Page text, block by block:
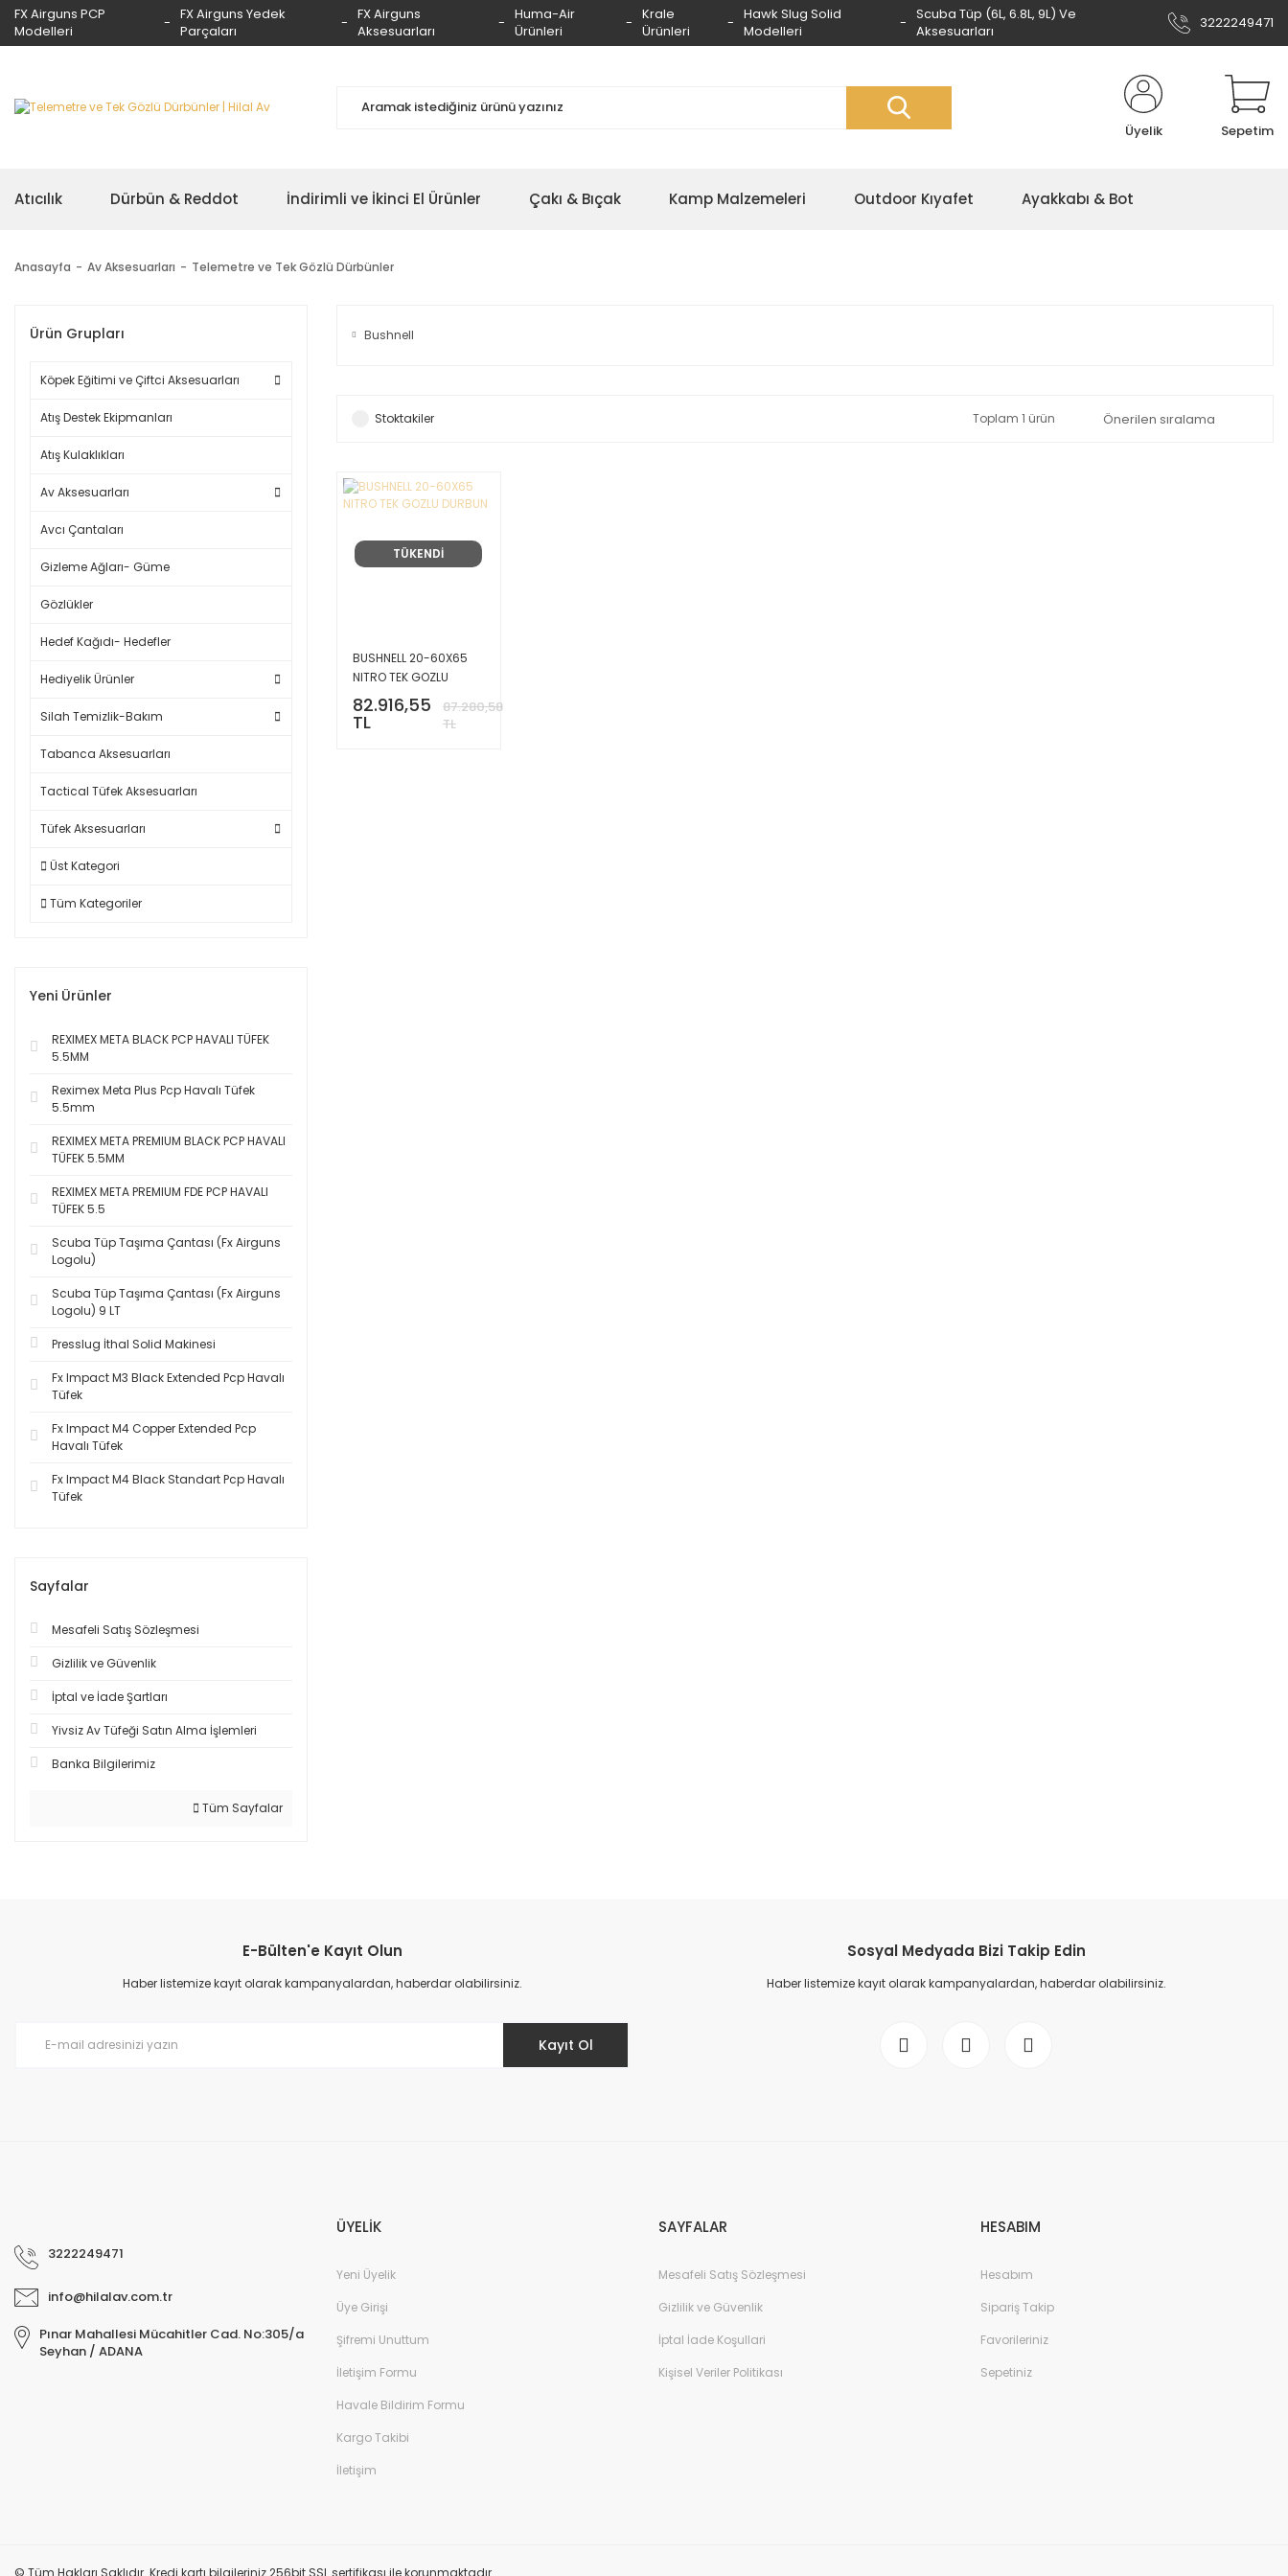
FX Airguns PCP
Modelleri
FX Airguns Yedek
Parçaları
FX Airguns
Aksesuarları
Huma-Air
Ürünleri
Krale
Ürünleri
Hawk Slug Solid
Modelleri
Scuba Tüp (6L, 6.8L, 9L) Ve
Aksesuarları
3222249471
Üyelik Sepetim
Atıcılık Dürbün & Reddot İndirimli ve İkinci El Ürünler Çakı & Bıçak Kamp Malzemeleri Outdoor Kıyafet Ayakkabı & Bot
Anasayfa Av Aksesuarları Telemetre ve Tek Gözlü Dürbünler
Ürün Grupları
Köpek Eğitimi ve Çiftci Aksesuarları
Atış Destek Ekipmanları
Atış Kulaklıkları
Av Aksesuarları
Avcı Çantaları
Gizleme Ağları- Güme
Gözlükler
Hedef Kağıdı- Hedefler
Hediyelik Ürünler
Silah Temizlik-Bakım
Tabanca Aksesuarları
Tactical Tüfek Aksesuarları
Tüfek Aksesuarları
Üst Kategori
Tüm Kategoriler
Yeni Ürünler
REXIMEX META BLACK PCP HAVALI TÜFEK
5.5MM
Reximex Meta Plus Pcp Havalı Tüfek
5.5mm
REXIMEX META PREMIUM BLACK PCP HAVALI
TÜFEK 5.5MM
REXIMEX META PREMIUM FDE PCP HAVALI
TÜFEK 5.5
Scuba Tüp Taşıma Çantası (Fx Airguns
Logolu)
Scuba Tüp Taşıma Çantası (Fx Airguns
Logolu) 9 LT
Presslug İthal Solid Makinesi
Fx Impact M3 Black Extended Pcp Havalı
Tüfek
Fx Impact M4 Copper Extended Pcp
Havalı Tüfek
Fx Impact M4 Black Standart Pcp Havalı
Tüfek
Sayfalar
Mesafeli Satış Sözleşmesi
Gizlilik ve Güvenlik
İptal ve İade Şartları
Yivsiz Av Tüfeği Satın Alma İşlemleri
Banka Bilgilerimiz
Tüm Sayfalar
Bushnell
Stoktakiler Toplam 1 ürün
TÜKENDİ
BUSHNELL 20-60X65
NITRO TEK GOZLU
DURBUN
82.916,55
TL
87.280,58
TL
E-Bülten'e Kayıt Olun
Haber listemize kayıt olarak kampanyalardan, haberdar olabilirsiniz.
Kayıt Ol
Sosyal Medyada Bizi Takip Edin
Haber listemize kayıt olarak kampanyalardan, haberdar olabilirsiniz.
3222249471
info@hilalav.com.tr
Pınar Mahallesi Mücahitler Cad. No:305/a
Seyhan / ADANA
ÜYELİK
Yeni Üyelik
Üye Girişi
Şifremi Unuttum
İletişim Formu
Havale Bildirim Formu
Kargo Takibi
İletişim
SAYFALAR
Mesafeli Satış Sözleşmesi
Gizlilik ve Güvenlik
İptal İade Koşullari
Kişisel Veriler Politikası
HESABIM
Hesabım
Sipariş Takip
Favorileriniz
Sepetiniz
© Tüm Hakları Saklıdır. Kredi kartı bilgileriniz 256bit SSL sertifikası ile korunmaktadır.